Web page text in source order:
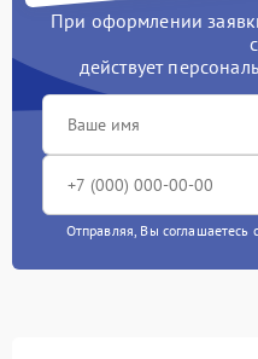
При оформлении
действует
Отправляя, Вы соглашаетесь с